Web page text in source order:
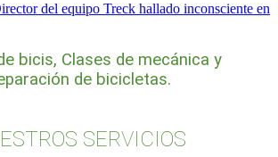
del equipo Treck hallado inconsciente en
bicis, Clases de mecánica y
de bicicletas.
SERVICIOS